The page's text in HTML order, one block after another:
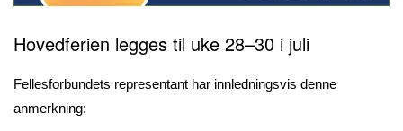
Hovedferien legges til uke 28–30 i juli
Fellesforbundets representant har innledningsvis denne
anmerkning: